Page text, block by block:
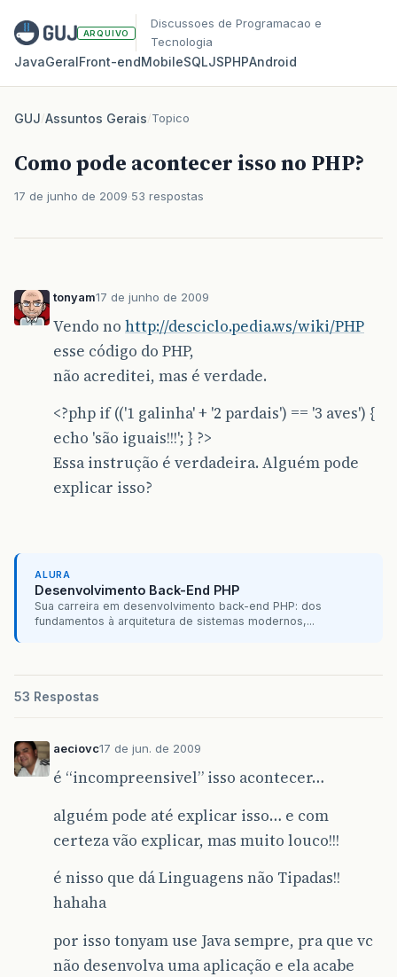
ARQUIVO
Discussoes de Programacao e
Tecnologia
JavaGeralFront‑endMobileSQLJSPHPAndroid
GUJ/Assuntos Gerais/Topico
Como pode acontecer isso no PHP?
17 de junho de 2009 53 respostas
tonyam17 de junho de 2009
Vendo no http://desciclo.pedia.ws/wiki/PHP
esse código do PHP,
não acreditei, mas é verdade.
<?php if (('1 galinha' + '2 pardais') == '3 aves') {
echo 'são iguais!!!'; } ?>
Essa instrução é verdadeira. Alguém pode
explicar isso?
ALURA
Desenvolvimento Back-End PHP
Sua carreira em desenvolvimento back-end PHP: dos
fundamentos à arquitetura de sistemas modernos,...
53 Respostas
aeciovc17 de jun. de 2009
é “incompreensivel” isso acontecer…
alguém pode até explicar isso… e com
certeza vão explicar, mas muito louco!!!
é nisso que dá Linguagens não Tipadas!!
hahaha
por isso tonyam use Java sempre, pra que vc
não desenvolva uma aplicação e ela acabe